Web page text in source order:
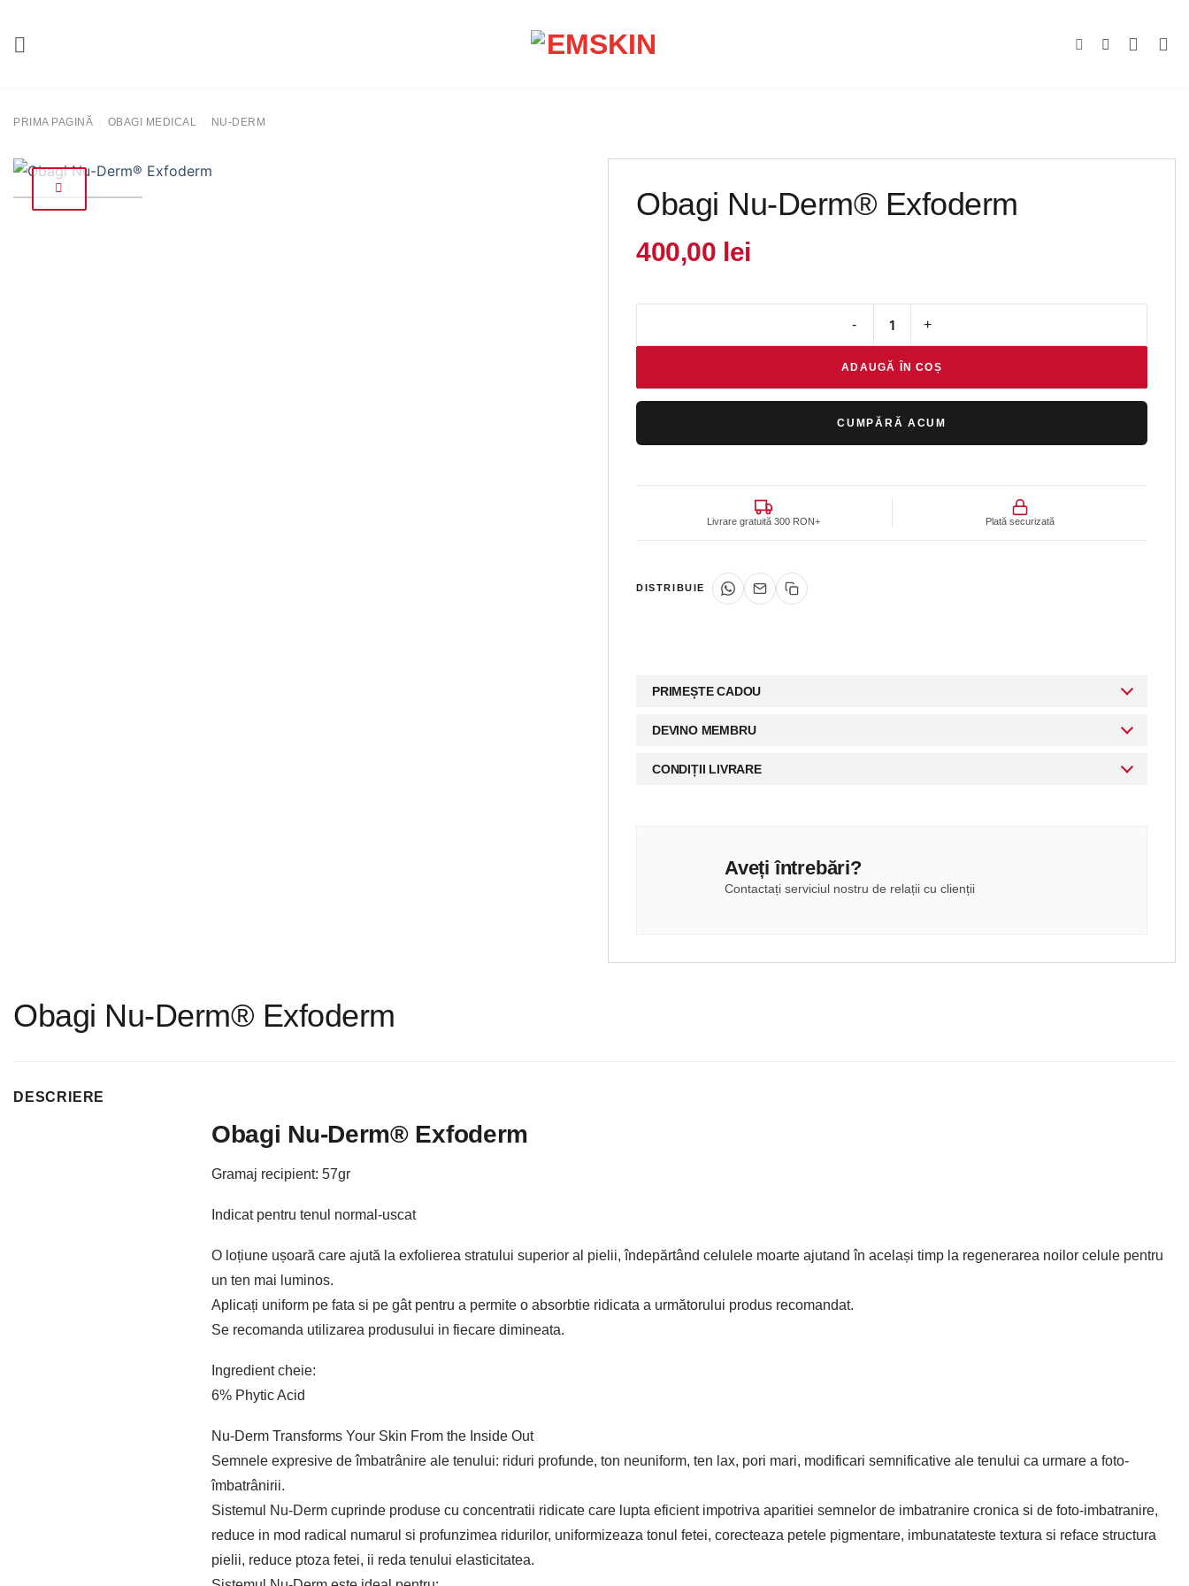
conținut
PRIMA PAGINĂ OBAGI MEDICAL NU-DERM
Obagi Nu-Derm® Exfoderm
400,00 lei
Cantitate Obagi Nu-Derm® Exfoderm
ADAUGĂ ÎN COȘ
CUMPĂRĂ ACUM
Livrare gratuită 300 RON+ Plată securizată
DISTRIBUIE
PRIMEȘTE CADOU
DEVINO MEMBRU
CONDIȚII LIVRARE
Aveți întrebări?
Contactați serviciul nostru de relații cu clienții
Obagi Nu-Derm® Exfoderm
DESCRIERE
Obagi Nu-Derm® Exfoderm
Gramaj recipient: 57gr
Indicat pentru tenul normal-uscat
O loțiune ușoară care ajută la exfolierea stratului superior al pielii, îndepărtând celulele moarte ajutand în același timp la regenerarea noilor celule pentru
un ten mai luminos.
Aplicați uniform pe fata si pe gât pentru a permite o absorbtie ridicata a următorului produs recomandat.
Se recomanda utilizarea produsului in fiecare dimineata.
Ingredient cheie:
6% Phytic Acid
Nu-Derm Transforms Your Skin From the Inside Out
Semnele expresive de îmbatrânire ale tenului: riduri profunde, ton neuniform, ten lax, pori mari, modificari semnificative ale tenului ca urmare a foto-
îmbatrânirii.
Sistemul Nu-Derm cuprinde produse cu concentratii ridicate care lupta eficient impotriva aparitiei semnelor de imbatranire cronica si de foto-imbatranire,
reduce in mod radical numarul si profunzimea ridurilor, uniformizeaza tonul fetei, corecteaza petele pigmentare, imbunatateste textura si reface structura
pielii, reduce ptoza fetei, ii reda tenului elasticitatea.